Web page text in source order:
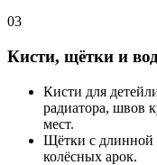
03
Кисти, щётки и
Кисти для
радиатора, швов
мест.
Щётки с длинной
колёсных арок.